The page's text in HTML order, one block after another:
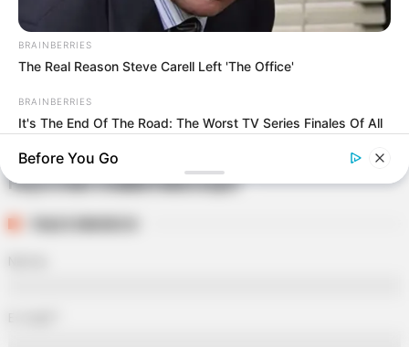
Tecnologia
PRÓXIMA MATÉRIA
como será a regulamentação
dos Agentes de Saúde.
PUBLICAÇÃO RECENTE
Agente Comunitário de Saúde:
quem é, o que faz e quais são
seus direitos.
FAÇA O SEU COMENTÁRIO AQUI!
BRAINBERRIES
The Real Reason Steve Carell Left 'The Office'
BRAINBERRIES
It's The End Of The Road: The Worst TV Series Finales Of All
Before You Go